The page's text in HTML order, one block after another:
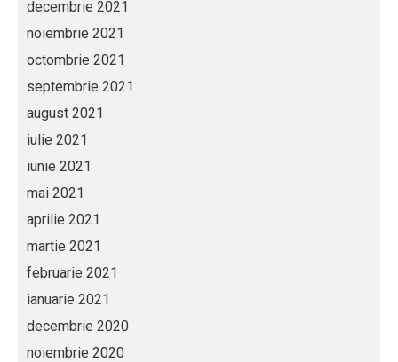
decembrie 2021
noiembrie 2021
octombrie 2021
septembrie 2021
august 2021
iulie 2021
iunie 2021
mai 2021
aprilie 2021
martie 2021
februarie 2021
ianuarie 2021
decembrie 2020
noiembrie 2020